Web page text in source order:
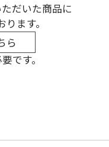
だいた商品に
ます。
ら
です。